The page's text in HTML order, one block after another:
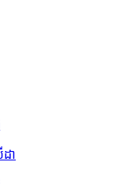
ា